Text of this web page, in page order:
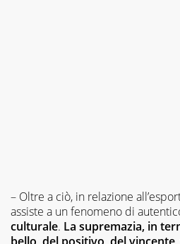
– Oltre a ciò, in relazione
assiste a un fenomeno di
culturale. La supremazia, in